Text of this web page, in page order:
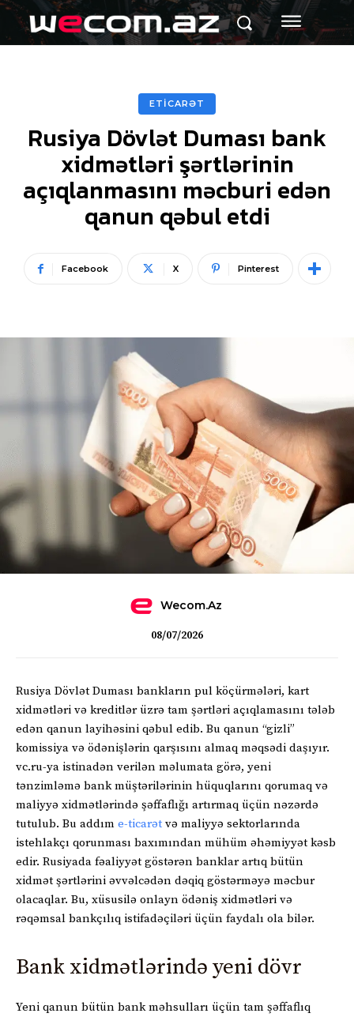
ETİCARƏT
Rusiya Dövlət Duması bank
xidmətləri şərtlərinin
açıqlanmasını məcburi edən
qanun qəbul etdi
Facebook X Pinterest
Wecom.az
08/07/2026
Rusiya Dövlət Duması bankların pul köçürmələri, kart
xidmətləri və kreditlər üzrə tam şərtləri açıqlamasını tələb
edən qanun layihəsini qəbul edib. Bu qanun “gizli”
komissiya və ödənişlərin qarşısını almaq məqsədi daşıyır.
vc.ru-ya istinadən verilən məlumata görə, yeni
tənzimləmə bank müştərilərinin hüquqlarını qorumaq və
maliyyə xidmətlərində şəffaflığı artırmaq üçün nəzərdə
tutulub. Bu addım e-ticarət və maliyyə sektorlarında
istehlakçı qorunması baxımından mühüm əhəmiyyət kəsb
edir. Rusiyada fəaliyyət göstərən banklar artıq bütün
xidmət şərtlərini əvvəlcədən dəqiq göstərməyə məcbur
olacaqlar. Bu, xüsusilə onlayn ödəniş xidmətləri və
rəqəmsal bankçılıq istifadəçiləri üçün faydalı ola bilər.
Bank xidmətlərində yeni dövr
Yeni qanun bütün bank məhsulları üçün tam şəffaflıq